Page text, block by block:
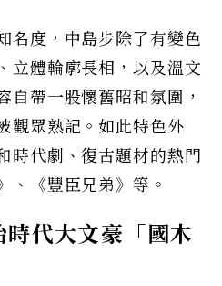
名度，中島步除了有變色
立體輪廓長相，以及溫文
自帶一股懷舊昭和氛圍，
觀眾熟記。如此特色外
時代劇、復古題材的熱門
、《豐臣兄弟》等。
代大文豪「國木